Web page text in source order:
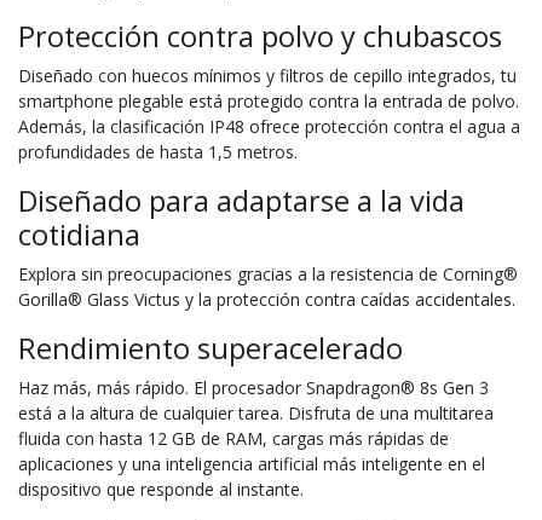
Protección contra polvo y chubascos
Diseñado con huecos mínimos y filtros de cepillo integrados, tu
smartphone plegable está protegido contra la entrada de polvo.
Además, la clasificación IP48 ofrece protección contra el agua a
profundidades de hasta 1,5 metros.
Diseñado para adaptarse a la vida
cotidiana
Explora sin preocupaciones gracias a la resistencia de Corning®
Gorilla® Glass Victus y la protección contra caídas accidentales.
Rendimiento superacelerado
Haz más, más rápido. El procesador Snapdragon® 8s Gen 3
está a la altura de cualquier tarea. Disfruta de una multitarea
fluida con hasta 12 GB de RAM, cargas más rápidas de
aplicaciones y una inteligencia artificial más inteligente en el
dispositivo que responde al instante.